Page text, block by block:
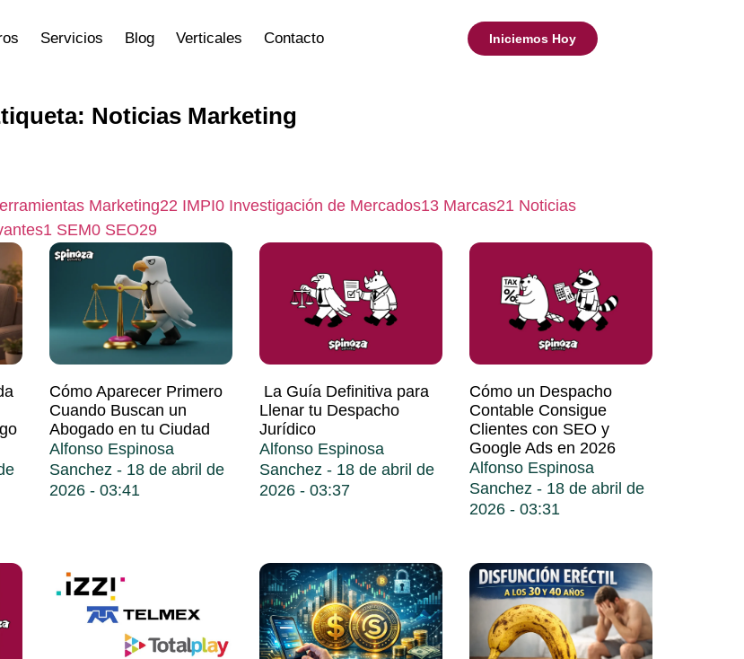
Servicios Blog Verticales Contacto Iniciemos Hoy
Noticias Marketing
Marketing22 IMPI0 Investigación de Mercados13 Marcas21 Noticias
1 SEM0 SEO29
Cómo Aparecer Primero
Cuando Buscan un
Abogado en tu Ciudad
Alfonso Espinosa
Sanchez
18 de abril de
2026
03:41
La Guía Definitiva para
Llenar tu Despacho
Jurídico
Alfonso Espinosa
Sanchez
18 de abril de
2026
03:37
Cómo un Despacho
Contable Consigue
Clientes con SEO y
Google Ads en 2026
Alfonso Espinosa
Sanchez
18 de abril de
2026
03:31